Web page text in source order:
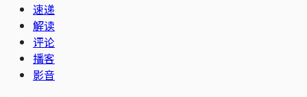
速递
解读
评论
播客
影音